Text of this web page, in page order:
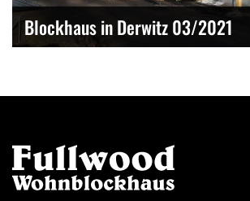
Blockhaus in Derwitz 03/2021